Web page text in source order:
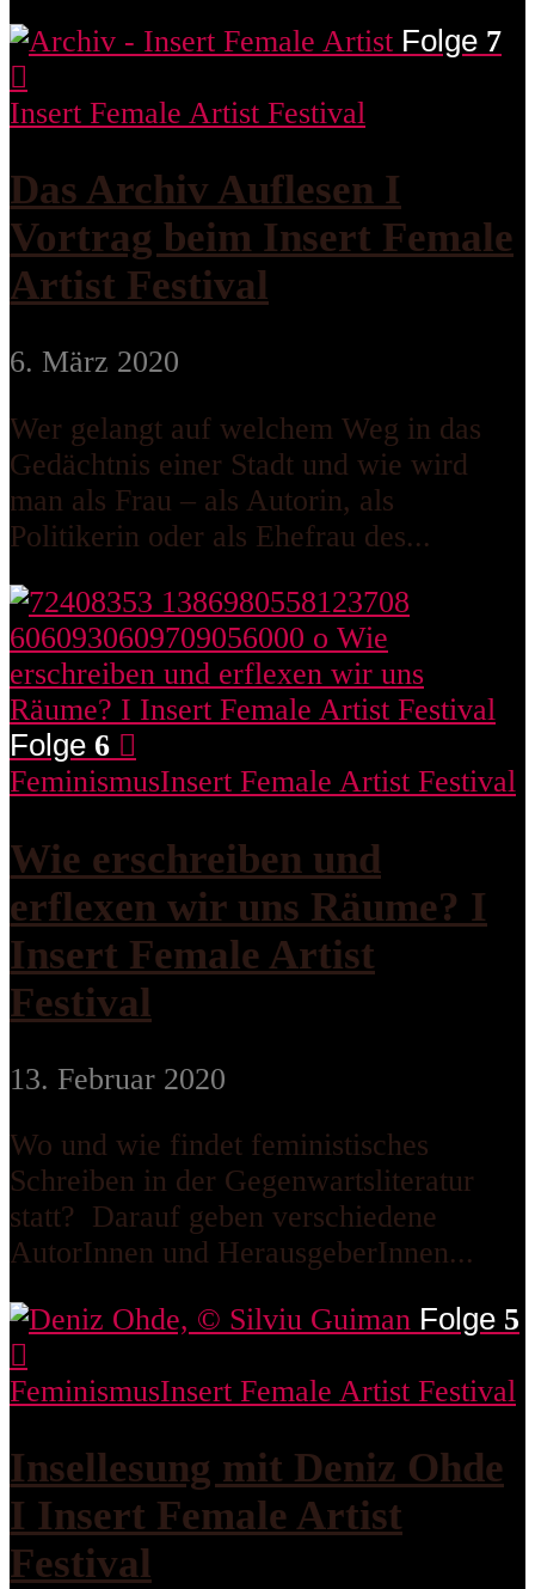
Folge 7
Insert Female Artist Festival
Das Archiv Auflesen I
Vortrag beim Insert Female
Artist Festival
6. März 2020
Wer gelangt auf welchem Weg in das
Gedächtnis einer Stadt und wie wird
man als Frau – als Autorin, als
Politikerin oder als Ehefrau des...
Folge 6
FeminismusInsert Female Artist Festival
Wie erschreiben und
erflexen wir uns Räume? I
Insert Female Artist
Festival
13. Februar 2020
Wo und wie findet feministisches
Schreiben in der Gegenwartsliteratur
statt? Darauf geben verschiedene
AutorInnen und HerausgeberInnen...
Folge 5
FeminismusInsert Female Artist Festival
Insellesung mit Deniz Ohde
I Insert Female Artist
Festival